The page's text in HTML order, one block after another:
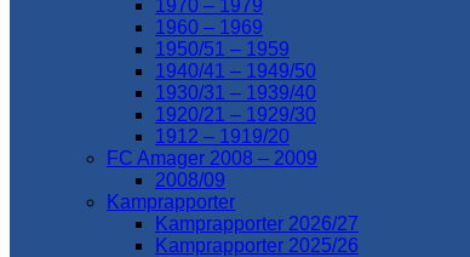
1970 – 1979
1960 – 1969
1950/51 – 1959
1940/41 – 1949/50
1930/31 – 1939/40
1920/21 – 1929/30
1912 – 1919/20
FC Amager 2008 – 2009
2008/09
Kamprapporter
Kamprapporter 2026/27
Kamprapporter 2025/26